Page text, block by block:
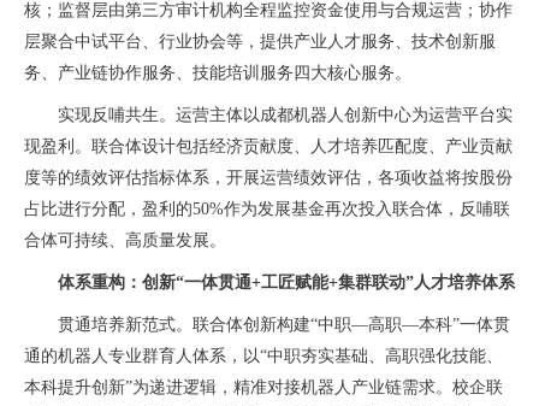
核；监督层由第三方审计机构全程监控资金使用与合规运营；协作
层聚合中试平台、行业协会等，提供产业人才服务、技术创新服
务、产业链协作服务、技能培训服务四大核心服务。
实现反哺共生。运营主体以成都机器人创新中心为运营平台实
现盈利。联合体设计包括经济贡献度、人才培养匹配度、产业贡献
度等的绩效评估指标体系，开展运营绩效评估，各项收益将按股份
占比进行分配，盈利的50%作为发展基金再次投入联合体，反哺联
合体可持续、高质量发展。
体系重构：创新“一体贯通+工匠赋能+集群联动”人才培养体系
贯通培养新范式。联合体创新构建“中职—高职—本科”一体贯
通的机器人专业群育人体系，以“中职夯实基础、高职强化技能、
本科提升创新”为递进逻辑，精准对接机器人产业链需求。校企联